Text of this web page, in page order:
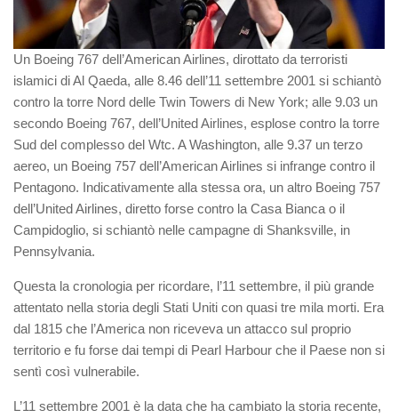
Un Boeing 767 dell’American Airlines, dirottato da terroristi
islamici di Al Qaeda, alle 8.46 dell’11 settembre 2001 si schiantò
contro la torre Nord delle Twin Towers di New York; alle 9.03 un
secondo Boeing 767, dell’United Airlines, esplose contro la torre
Sud del complesso del Wtc. A Washington, alle 9.37 un terzo
aereo, un Boeing 757 dell’American Airlines si infrange contro il
Pentagono. Indicativamente alla stessa ora, un altro Boeing 757
dell’United Airlines, diretto forse contro la Casa Bianca o il
Campidoglio, si schiantò nelle campagne di Shanksville, in
Pennsylvania.
Questa la cronologia per ricordare, l’11 settembre, il più grande
attentato nella storia degli Stati Uniti con quasi tre mila morti. Era
dal 1815 che l’America non riceveva un attacco sul proprio
territorio e fu forse dai tempi di Pearl Harbour che il Paese non si
sentì così vulnerabile.
L’11 settembre 2001 è la data che ha cambiato la storia recente,